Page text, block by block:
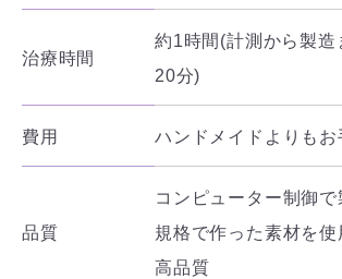
治療時間
約1時間(計測から製造
20分)
費用 ハンドメイドよりもお
品質
コンピューター制御
規格で作った素材を
高品質